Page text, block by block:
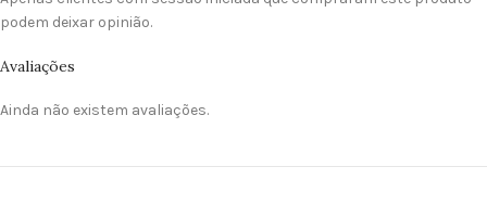
Avaliações
Ainda não existem avaliações.
podem deixar opinião.